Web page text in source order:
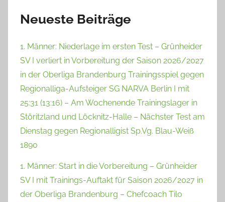
Neueste Beiträge
1. Männer: Niederlage im ersten Test – Grünheider
SV I verliert in Vorbereitung der Saison 2026/2027
in der Oberliga Brandenburg Trainingsspiel gegen
Regionalliga-Aufsteiger SG NARVA Berlin I mit
25:31 (13:16) – Am Wochenende Trainingslager in
Störitzland und Löcknitz-Halle – Nächster Test am
Dienstag gegen Regionalligist Sp.Vg. Blau-Weiß
1890
1. Männer: Start in die Vorbereitung – Grünheider
SV I mit Trainings-Auftakt für Saison 2026/2027 in
der Oberliga Brandenburg – Chefcoach Tilo